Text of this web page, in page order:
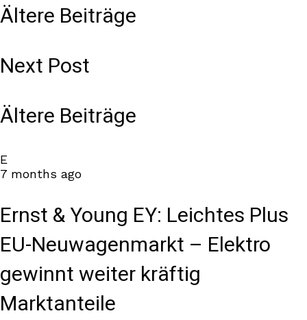
Ältere Beiträge
Next Post
Ältere Beiträge
E
7 months ago
Ernst & Young EY: Leichtes Plus
EU-Neuwagenmarkt – Elektro
gewinnt weiter kräftig
Marktanteile